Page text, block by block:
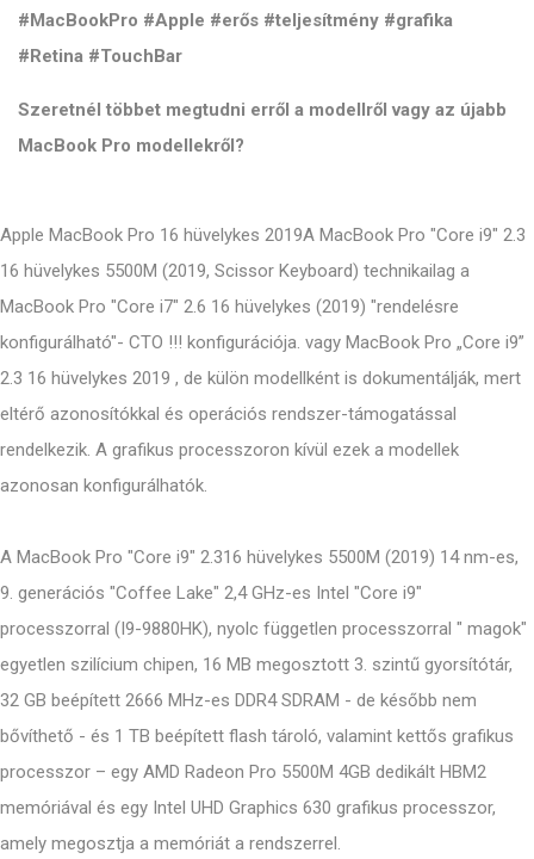
#MacBookPro #Apple #erős #teljesítmény #grafika
#Retina #TouchBar
Szeretnél többet megtudni erről a modellről vagy az újabb
MacBook Pro modellekről?
Apple MacBook Pro 16 hüvelykes 2019A MacBook Pro "Core i9" 2.3
16 hüvelykes 5500M (2019, Scissor Keyboard) technikailag a
MacBook Pro "Core i7" 2.6 16 hüvelykes (2019) "rendelésre
konfigurálható"- CTO !!! konfigurációja. vagy MacBook Pro „Core i9”
2.3 16 hüvelykes 2019 , de külön modellként is dokumentálják, mert
eltérő azonosítókkal és operációs rendszer-támogatással
rendelkezik. A grafikus processzoron kívül ezek a modellek
azonosan konfigurálhatók.
A MacBook Pro "Core i9" 2.316 hüvelykes 5500M (2019) 14 nm-es,
9. generációs "Coffee Lake" 2,4 GHz-es Intel "Core i9"
processzorral (I9-9880HK), nyolc független processzorral " magok"
egyetlen szilícium chipen, 16 MB megosztott 3. szintű gyorsítótár,
32 GB beépített 2666 MHz-es DDR4 SDRAM - de később nem
bővíthető - és 1 TB beépített flash tároló, valamint kettős grafikus
processzor – egy AMD Radeon Pro 5500M 4GB dedikált HBM2
memóriával és egy Intel UHD Graphics 630 grafikus processzor,
amely megosztja a memóriát a rendszerrel.